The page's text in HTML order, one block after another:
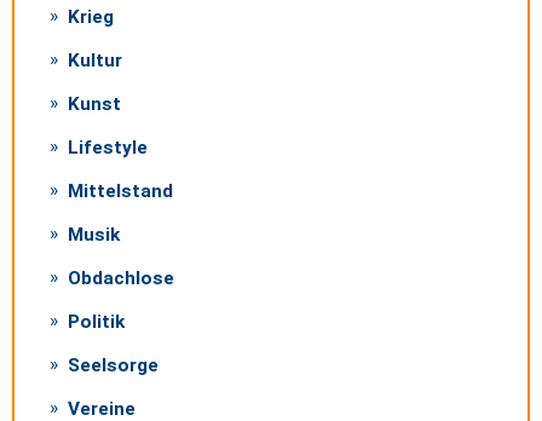
Krieg
Kultur
Kunst
Lifestyle
Mittelstand
Musik
Obdachlose
Politik
Seelsorge
Vereine